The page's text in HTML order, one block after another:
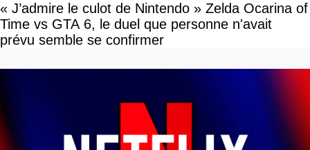
« J’admire le culot de Nintendo » Zelda Ocarina of
Time vs GTA 6, le duel que personne n'avait
prévu semble se confirmer